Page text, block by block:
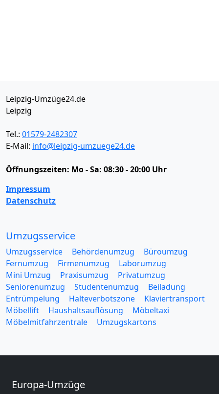
Leipzig-Umzüge24.de
Leipzig
Tel.: 01579-2482307
E-Mail: info@leipzig-umzuege24.de
Öffnungszeiten: Mo - Sa: 08:30 - 20:00 Uhr
Impressum
Datenschutz
Umzugsservice
Umzugsservice Behördenumzug
Büroumzug
Fernumzug
Firmenumzug
Laborumzug
Mini Umzug
Praxisumzug
Privatumzug
Seniorenumzug
Studentenumzug
Beiladung
Entrümpelung
Halteverbotszone
Klaviertransport
Möbellift
Haushaltsauflösung
Möbeltaxi
Möbelmitfahrzentrale
Umzugskartons
Europa-Umzüge